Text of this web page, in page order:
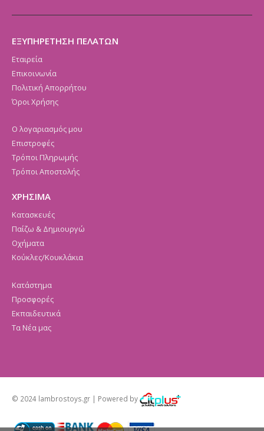
ΕΞΥΠΗΡΕΤΗΣΗ ΠΕΛΑΤΩΝ
Εταιρεία
Επικοινωνία
Πολιτική Απορρήτου
Όροι Χρήσης
Ο λογαριασμός μου
Επιστροφές
Τρόποι Πληρωμής
Τρόποι Αποστολής
ΧΡΗΣΙΜΑ
Κατασκευές
Παίζω & Δημιουργώ
Οχήματα
Κούκλες/Κουκλάκια
Κατάστημα
Προσφορές
Εκπαιδευτικά
Τα Νέα μας
© 2024 lambrostoys.gr | Powered by